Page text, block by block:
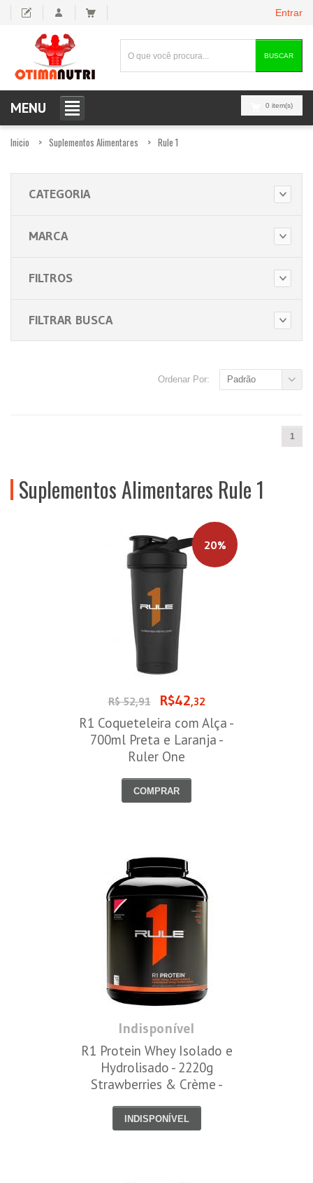
Entrar
BUSCAR
0 item(s)
MENU
Inicio Suplementos Alimentares Rule 1
CATEGORIA
MARCA
FILTROS
FILTRAR BUSCA
Ordenar Por: Padrão
1
Suplementos Alimentares Rule 1
20%
R$ 52,91 R$42,32
R1 Coqueteleira com Alça -
700ml Preta e Laranja -
Ruler One
COMPRAR
Indisponível
R1 Protein Whey Isolado e
Hydrolisado - 2220g
Strawberries & Crème -
INDISPONÍVEL